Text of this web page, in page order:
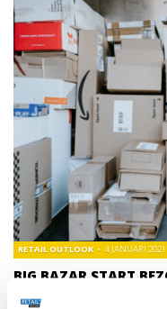
BIG BAZAR START
RETAIL OUTLOOK 4 JANUARI 2021
Discounter Big Bazar